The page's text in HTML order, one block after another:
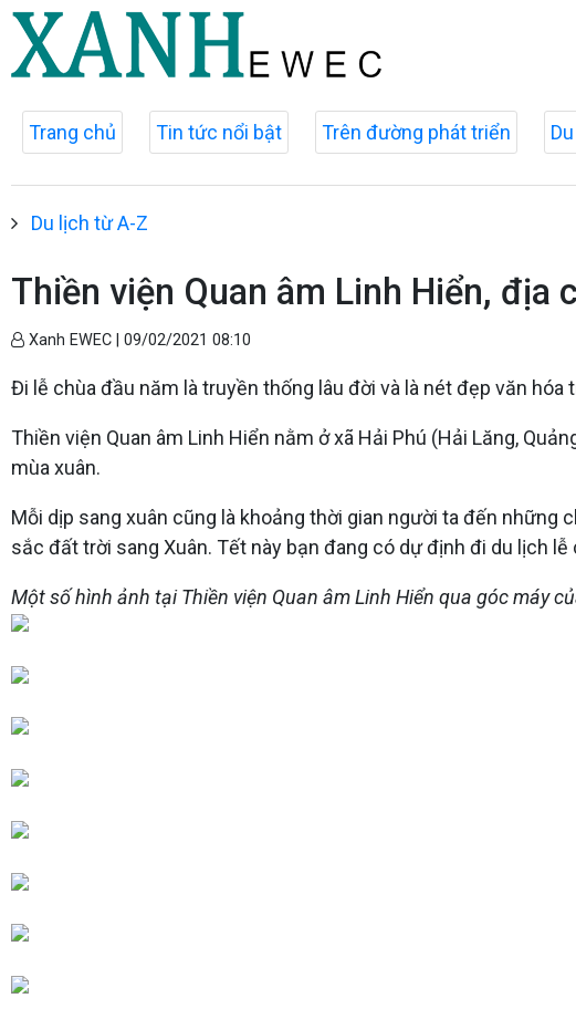
Trang chủ Tin tức nổi bật Trên đường phát triển
Du lịch từ A-Z
Thiền viện Quan âm Linh Hiển, địa
Xanh EWEC | 09/02/2021 08:10
Đi lễ chùa đầu năm là truyền thống lâu đời và là nét đẹp văn
Thiền viện Quan âm Linh Hiển nằm ở xã Hải Phú (Hải Lăng,
mùa xuân.
Mỗi dịp sang xuân cũng là khoảng thời gian người ta đến
sắc đất trời sang Xuân. Tết này bạn đang có dự định đi du lịch
Một số hình ảnh tại Thiền viện Quan âm Linh Hiển qua góc máy